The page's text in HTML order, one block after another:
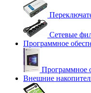
Сетевые
Программное
Программное
Внешние